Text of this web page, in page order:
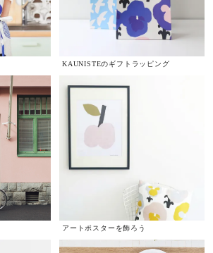
KAUNISTEのギフトラッピング
アートポスターを飾ろう